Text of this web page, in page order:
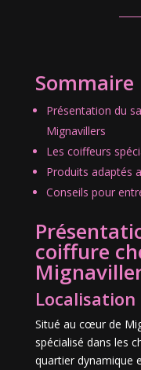
Sommaire
Présentation du
Mignavillers
Les coiffeurs
Produits adaptés
Conseils pour
coiffure
Localisation
Situé au cœur de
spécialisé dans les
quartier dynamique